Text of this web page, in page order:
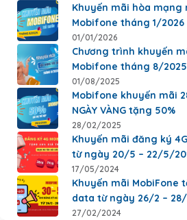
Khuyến mãi hòa
Mobifone tháng 1/2026
01/01/2026
Chương trình khuyến
Mobifone tháng 8/2025
01/08/2025
Mobifone khuyến mãi
NGÀY VÀNG tặng 50%
28/02/2025
Khuyến mãi đăng ký
từ ngày 20/5 – 22/5/
17/05/2024
Khuyến mãi MobiFone
data từ ngày 26/2 –
27/02/2024